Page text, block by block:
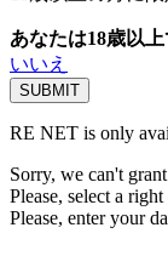
あなたは18歳以上
いいえ
RE NET is only
Sorry, we can't
Please, select a
Please, enter your